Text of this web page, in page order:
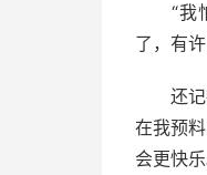
“我怕
了，有
还记得
在我预
会更快